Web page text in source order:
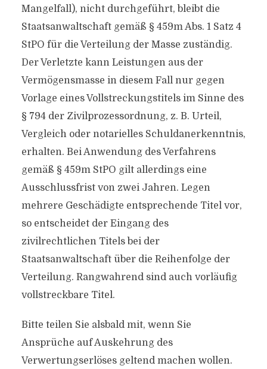
Mangelfall), nicht durchgeführt, bleibt die
Staatsanwaltschaft gemäß § 459m Abs. 1 Satz 4
StPO für die Verteilung der Masse zuständig.
Der Verletzte kann Leistungen aus der
Vermögensmasse in diesem Fall nur gegen
Vorlage eines Vollstreckungstitels im Sinne des
§ 794 der Zivilprozessordnung, z. B. Urteil,
Vergleich oder notarielles Schuldanerkenntnis,
erhalten. Bei Anwendung des Verfahrens
gemäß § 459m StPO gilt allerdings eine
Ausschlussfrist von zwei Jahren. Legen
mehrere Geschädigte entsprechende Titel vor,
so entscheidet der Eingang des
zivilrechtlichen Titels bei der
Staatsanwaltschaft über die Reihenfolge der
Verteilung. Rangwahrend sind auch vorläufig
vollstreckbare Titel.
Bitte teilen Sie alsbald mit, wenn Sie
Ansprüche auf Auskehrung des
Verwertungserlöses geltend machen wollen.